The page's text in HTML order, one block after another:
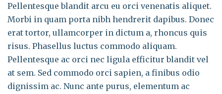
Pellentesque blandit arcu eu orci venenatis aliquet.
Morbi in quam porta nibh hendrerit dapibus. Donec
erat tortor, ullamcorper in dictum a, rhoncus quis
risus. Phasellus luctus commodo aliquam.
Pellentesque ac orci nec ligula efficitur blandit vel
at sem. Sed commodo orci sapien, a finibus odio
dignissim ac. Nunc ante purus, elementum ac